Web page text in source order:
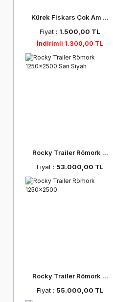
Kürek Fiskars Çok Am ...
Fiyat : 1.500,00 TL
İndirimli 1.300,00 TL
Rocky Trailer Römork ...
Fiyat : 53.000,00 TL
Rocky Trailer Römork ...
Fiyat : 55.000,00 TL